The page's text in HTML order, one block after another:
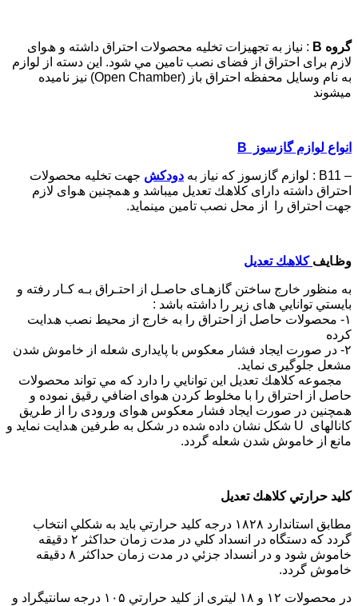
ﮔﺮوه B
: ﻧﯿﺎز ﺑﻪ ﺗﺠﮭﯿﺰات ﺗﺨﻠﯿﻪ ﻣﺤﺼﻮﻻت اﺣﺘﺮاق داﺷﺘﻪ و ھﻮای
ﻻزم ﺑﺮای اﺣﺘﺮاق از ﻓﻀﺎی ﻧﺼﺐ ﺗﺎﻣﯿﻦ ﻣﻲ ﺷﻮد. اﻳﻦ دﺳﺘﻪ از ﻟﻮازم
ﺑﻪ ﻧﺎم وﺳﺎﻳﻞ ﻣﺤﻔﻈﻪ اﺣﺘﺮاق ﺑﺎز (Open Chamber) ﻧﯿﺰ ﻧﺎﻣﯿﺪه
ﻣﯿﺸﻮﻧﺪ
اﻧﻮاع لوازم گازسوز B
– B11 : لوازم گازسوز ﻛﻪ ﻧﯿﺎز ﺑﻪ دودﻛﺶ ﺟﮭﺖ ﺗﺨﻠﯿﻪ ﻣﺤﺼﻮﻻت
اﺣﺘﺮاق داﺷﺘﻪ دارای ﻛﻼھﻚ ﺗﻌﺪﻳﻞ ﻣﯿﺒﺎﺷﺪ و ھﻤﭽﻨﯿﻦ ھﻮای ﻻزم
ﺟﮭﺖ اﺣﺘﺮاق را از ﻣﺤﻞ ﻧﺼﺐ ﺗﺎﻣﯿﻦ ﻣﯿﻨﻤﺎﻳﺪ.
وظﺎﻳﻒ ﻛﻼھﻚ ﺗﻌﺪﻳﻞ
ﺑﻪ ﻣﻨﻈﻮر ﺧﺎرج ﺳﺎﺧﺘﻦ ﮔﺎزھـﺎی ﺣﺎﺻـﻞ از اﺣﺘـﺮاق ﺑـﻪ ﻛـﺎر رﻓﺘﻪ و
ﺑﺎﻳﺴﺘﻲ ﺗﻮاﻧﺎﻳﻲ ھﺎی زﻳﺮ را داﺷﺘﻪ ﺑﺎﺷﺪ :
۱- ﻣﺤﺼﻮﻻت ﺣﺎﺻﻞ از اﺣﺘﺮاق را ﺑﻪ ﺧﺎرج از ﻣﺤﯿﻂ ﻧﺼﺐ ھﺪاﻳﺖ
ﻛﺮده
۲- در ﺻﻮرت اﻳﺠﺎد ﻓﺸﺎر ﻣﻌﻜﻮس ﺑﺎ ﭘﺎﻳﺪاری ﺷﻌﻠﻪ از ﺧﺎﻣﻮش ﺷﺪن
ﻣﺸﻌﻞ ﺟﻠﻮﮔﯿﺮی ﻧﻤﺎﻳﺪ.
ﻣﺠﻤﻮﻋﻪ ﻛﻼھﻚ ﺗﻌﺪﻳﻞ اﻳﻦ ﺗﻮاﻧﺎﻳﻲ را دارد ﻛﻪ ﻣﻲ ﺗﻮاﻧﺪ ﻣﺤﺼﻮﻻت
ﺣﺎﺻﻞ از اﺣﺘﺮاق را ﺑﺎ ﻣﺨﻠﻮط ﻛﺮدن ھﻮای اﺿﺎﻓﻲ رﻗﯿﻖ ﻧﻤﻮده و
ھﻤﭽﻨﯿﻦ در ﺻﻮرت اﻳﺠﺎد ﻓﺸﺎر ﻣﻌﻜﻮس ھﻮای ورودی را از طﺮﻳﻖ
ﻛﺎﻧﺎﻟﮭﺎی U ﺷﻜﻞ ﻧﺸﺎن داده ﺷﺪه در ﺷﻜﻞ ﺑﻪ طﺮﻓﯿﻦ ھﺪاﻳﺖ ﻧﻤﺎﻳﺪ و
ﻣﺎﻧﻊ از ﺧﺎﻣﻮش ﺷﺪن ﺷﻌﻠﻪ ﮔﺮدد.
ﻛﻠﯿﺪ ﺣﺮارﺗﻲ ﻛﻼھﻚ ﺗﻌﺪﻳﻞ
ﻣﻄﺎﺑﻖ اﺳﺘﺎﻧﺪارد ۱۸۲۸ درﺟﻪ ﻛﻠﯿﺪ ﺣﺮارﺗﻲ ﺑﺎﻳﺪ ﺑﻪ ﺷﻜﻠﻲ اﻧﺘﺨﺎب
ﮔﺮدد ﻛﻪ دﺳﺘﮕﺎه در اﻧﺴﺪاد ﻛﻠﻲ در ﻣﺪت زﻣﺎن ﺣﺪاﻛﺜﺮ ۲ دﻗﯿﻘﻪ
ﺧﺎﻣﻮش ﺷﻮد و در اﻧﺴﺪاد ﺟﺰﺋﻲ در ﻣﺪت زﻣﺎن ﺣﺪاﻛﺜﺮ ۸ دﻗﯿﻘﻪ
ﺧﺎﻣﻮش ﮔﺮدد.
در ﻣﺤﺼﻮﻻت ۱۲ و ۱۸ ﻟﯿﺘﺮی از ﻛﻠﯿﺪ ﺣﺮارﺗﻲ ۱۰۵ درﺟﻪ ﺳﺎﻧﺘﯿﮕﺮاد و